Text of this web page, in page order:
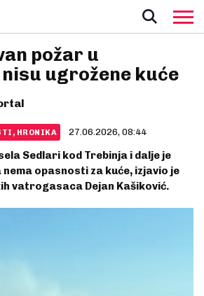
požar u
ugrožene kuće
HRONIKA 27.06.2026, 08:44
Sedlari kod Trebinja i dalje je
opasnosti za kuće, izjavio je
vatrogasaca Dejan Kašiković.